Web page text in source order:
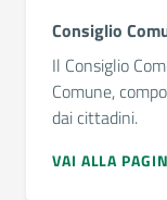
Consiglio
Il Consiglio
Comune,
dai cittadini.
VAI ALLA